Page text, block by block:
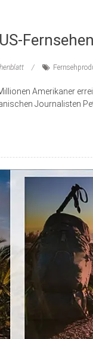
Fernsehen
Amerikaner
Journalisten